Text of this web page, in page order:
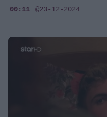
00:11 @23-12-2024